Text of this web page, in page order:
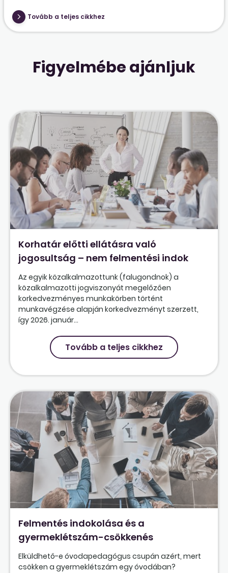
Tovább a teljes cikkhez
Figyelmébe ajánljuk
Korhatár előtti ellátásra való
jogosultság – nem felmentési indok
Az egyik közalkalmazottunk (falugondnok) a
közalkalmazotti jogviszonyát megelőzően
korkedvezményes munkakörben történt
munkavégzése alapján korkedvezményt szerzett,
így 2026. január...
Tovább a teljes cikkhez
Felmentés indokolása és a
gyermeklétszám-csökkenés
Elküldhető-e óvodapedagógus csupán azért, mert
csökken a gyermeklétszám egy óvodában?